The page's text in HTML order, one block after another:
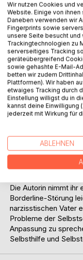
BESCHREIBUNG
Mutterland
normalen Alltag und
Erwachsene leiden
Beziehungen und an
Gut für sich selbst
Überlebensmaxime
es nie gelernt hat?
Die Autorin nimmt ihr
Borderline-Störung
narzisstischen Vater
Probleme der
Anpassung zu
Selbsthilfe und
Wir nutzen Cookies und
Website. Einige von
Daneben verwenden wir
Fingerprints sowie
unsere Seite besucht
Trackingtechnologien zu
serverseitiges Tracking
geräteübergreifend
sowie gehashte E-Mail-
betten wir zudem
Plattformen). Wir haben
etwaiges Tracking durch
Einstellung willigst du in
kannst deine Einwilligung
jederzeit mit Wirkung für
ABLEHNEN